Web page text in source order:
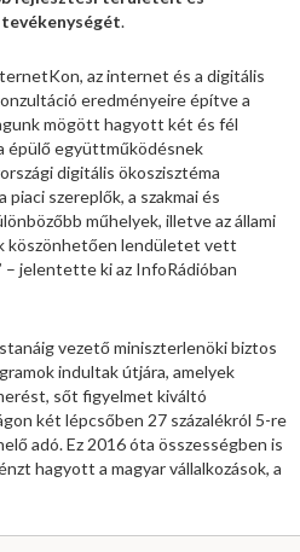
.
az internet és a digitális
eredményeire építve a
mögött hagyott két és fél
épülő együttműködésnek
digitális ökoszisztéma
piaci szereplők, a szakmai és
műhelyek, illetve az állami
köszönhetően lendületet vett
– jelentette ki az InfoRádióban
vezető miniszterlenöki biztos
indultak útjára, amelyek
sőt figyelmet kiváltó
két lépcsőben 27 százalékról 5-re
adó. Ez 2016 óta összességben is
hagyott a magyar vállalkozások, a